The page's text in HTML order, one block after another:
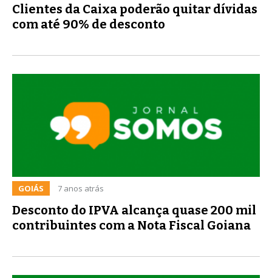
Clientes da Caixa poderão quitar dívidas
com até 90% de desconto
GOIÁS 7 anos atrás
Desconto do IPVA alcança quase 200 mil
contribuintes com a Nota Fiscal Goiana